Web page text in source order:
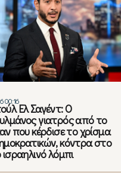
00:16
Ελ Σαγέντ: Ο
γιατρός από το
που κέρδισε το χρίσμα
κόντρα στο
λόμπι